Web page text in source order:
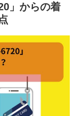
」からの着